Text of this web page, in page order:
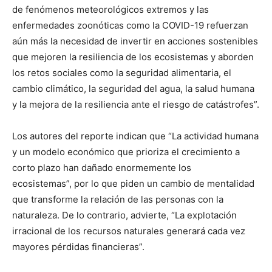
de fenómenos meteorológicos extremos y las
enfermedades zoonóticas como la COVID-19 refuerzan
aún más la necesidad de invertir en acciones sostenibles
que mejoren la resiliencia de los ecosistemas y aborden
los retos sociales como la seguridad alimentaria, el
cambio climático, la seguridad del agua, la salud humana
y la mejora de la resiliencia ante el riesgo de catástrofes”.
Los autores del reporte indican que “La actividad humana
y un modelo económico que prioriza el crecimiento a
corto plazo han dañado enormemente los
ecosistemas”, por lo que piden un cambio de mentalidad
que transforme la relación de las personas con la
naturaleza. De lo contrario, advierte, “La explotación
irracional de los recursos naturales generará cada vez
mayores pérdidas financieras”.